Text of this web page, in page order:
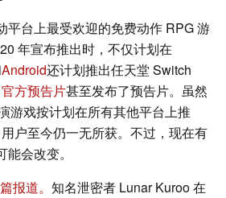
平台上最受欢迎的免费动作 RPG 游
年宣布推出时，不仅计划在
Android还计划推出任天堂 Switch
方预告片甚至发布了预告片。虽然
游戏按计划在所有其他平台上推
户至今仍一无所获。不过，现在有
会改变。
报道。 知名泄密者 Lunar Kuroo 在